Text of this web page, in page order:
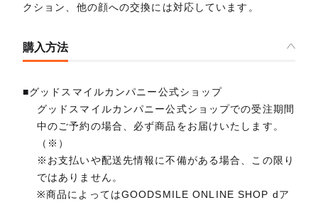
クション、他の顔への交換には対応しています。
購入方法
■グッドスマイルカンパニー公式ショップ
グッドスマイルカンパニー公式ショップでの受注期間
中のご予約の場合、必ず商品をお届けいたします。
（※）
※お支払いや配送先情報に不備がある場合、この限り
ではありません。
※商品によってはGOODSMILE ONLINE SHOP dア